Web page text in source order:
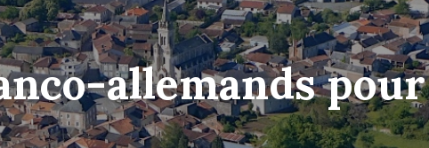
allemands pour